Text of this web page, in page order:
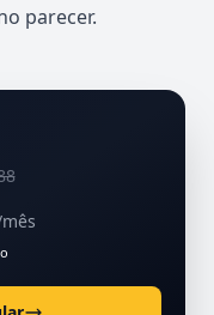
parecer.